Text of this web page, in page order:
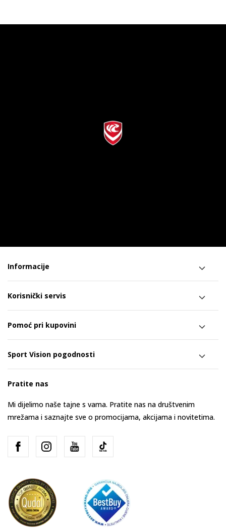
Informacije
Korisnički servis
Pomoć pri kupovini
Sport Vision pogodnosti
Pratite nas
Mi dijelimo naše tajne s vama. Pratite nas na društvenim
mrežama i saznajte sve o promocijama, akcijama i novitetima.